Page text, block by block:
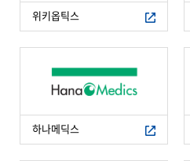
위키옵틱스
하나메딕스